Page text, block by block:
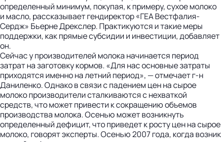
определенный минимум, покупая, к примеру, сухое молоко
и масло, рассказывает гендиректор «ГЕА Вестфалия-
Сердж» Бьерне Дрекс­лер. Практикуются и такие меры
поддержки, как прямые субсидии и инвестиции, добавляет
он.
Сейчас у производителей молока начинается период
затрат на заготовку кормов. «Для нас основные затраты
приходятся именно на летний период», — отмечает г-н
Даниленко. Однако в связи с падением цен на сырое
молоко производители сталкиваются с нехваткой
средств, что может привести к сокращению объемов
производства молока. Осенью может возникнуть
определенный дефицит, что приведет к росту цен на сырое
молоко, говорят эксперты. Осенью 2007 года, когда возник